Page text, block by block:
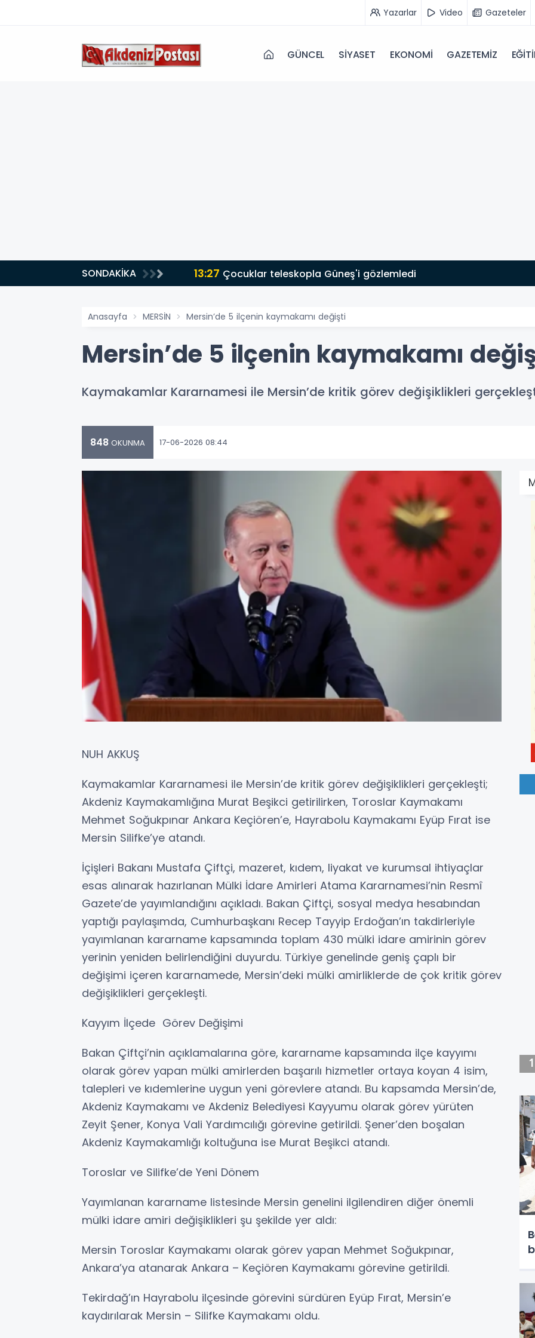
Yazarlar Video Gazeteler
GÜNCEL SİYASET EKONOMİ GAZETEMİZ
SONDAKİKA 13:26 Yağmur suyu altyapısı güçleniyor
Anasayfa MERSİN Mersin’de 5 ilçenin kaymakamı değişti
Mersin’de 5 ilçenin kaymakamı
Kaymakamlar Kararnamesi ile Mersin’de kritik görev değişiklikleri
848 OKUNMA 17-06-2026 08:44
NUH AKKUŞ
Kaymakamlar Kararnamesi ile Mersin’de kritik görev değişiklikleri gerçekleşti;
Akdeniz Kaymakamlığına Murat Beşikci getirilirken, Toroslar Kaymakamı
Mehmet Soğukpınar Ankara Keçiören’e, Hayrabolu Kaymakamı Eyüp Fırat ise
Mersin Silifke’ye atandı.
İçişleri Bakanı Mustafa Çiftçi, mazeret, kıdem, liyakat ve kurumsal ihtiyaçlar
esas alınarak hazırlanan Mülki İdare Amirleri Atama Kararnamesi’nin Resmî
Gazete’de yayımlandığını açıkladı. Bakan Çiftçi, sosyal medya hesabından
yaptığı paylaşımda, Cumhurbaşkanı Recep Tayyip Erdoğan’ın takdirleriyle
yayımlanan kararname kapsamında toplam 430 mülki idare amirinin görev
yerinin yeniden belirlendiğini duyurdu. Türkiye genelinde geniş çaplı bir
değişimi içeren kararnamede, Mersin’deki mülki amirliklerde de çok kritik görev
değişiklikleri gerçekleşti.
Kayyım İlçede Görev Değişimi
Bakan Çiftçi’nin açıklamalarına göre, kararname kapsamında ilçe kayyımı
olarak görev yapan mülki amirlerden başarılı hizmetler ortaya koyan 4 isim,
talepleri ve kıdemlerine uygun yeni görevlere atandı. Bu kapsamda Mersin’de,
Akdeniz Kaymakamı ve Akdeniz Belediyesi Kayyumu olarak görev yürüten
Zeyit Şener, Konya Vali Yardımcılığı görevine getirildi. Şener’den boşalan
Akdeniz Kaymakamlığı koltuğuna ise Murat Beşikci atandı.
Toroslar ve Silifke’de Yeni Dönem
Yayımlanan kararname listesinde Mersin genelini ilgilendiren diğer önemli
mülki idare amiri değişiklikleri şu şekilde yer aldı:
Mersin Toroslar Kaymakamı olarak görev yapan Mehmet Soğukpınar,
Ankara’ya atanarak Ankara – Keçiören Kaymakamı görevine getirildi.
Tekirdağ’ın Hayrabolu ilçesinde görevini sürdüren Eyüp Fırat, Mersin’e
kaydırılarak Mersin – Silifke Kaymakamı oldu.